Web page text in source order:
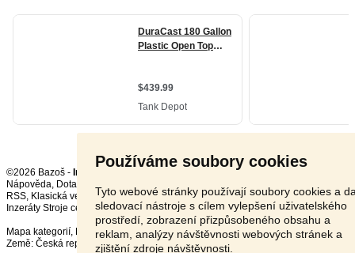
Používáme soubory cookies
Tyto webové stránky používají soubory cookies a
sledovací nástroje s cílem vylepšení uživatelského
prostředí, zobrazení přizpůsobeného obsahu a
reklam, analýzy návštěvnosti webových stránek a
zjištění zdroje návštěvnosti.
©2026 Bazoš - Inzerce, Bazar
Nápověda, Dotazy
RSS,
Inzeráty Stroje celkem:72404, za 24 hodin:2717
Mapa kategorií,
Nejvyhledávanější výrazy
Země: Česká republika,Slovensko , Polsko,Rakousko